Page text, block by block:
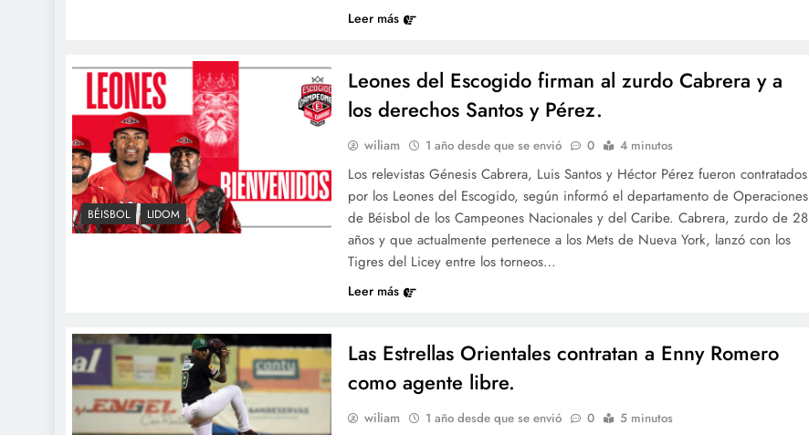
Leer más
BÉISBOL LIDOM
Leones del Escogido firman al zurdo Cabrera y a
los derechos Santos y Pérez.
wiliam 1 año desde que se envió 0 4 minutos
Los relevistas Génesis Cabrera, Luis Santos y Héctor Pérez fueron contratados
por los Leones del Escogido, según informó el departamento de Operaciones
de Béisbol de los Campeones Nacionales y del Caribe. Cabrera, zurdo de 28
años y que actualmente pertenece a los Mets de Nueva York, lanzó con los
Tigres del Licey entre los torneos…
Leer más
Las Estrellas Orientales contratan a Enny Romero
como agente libre.
wiliam 1 año desde que se envió 0 5 minutos